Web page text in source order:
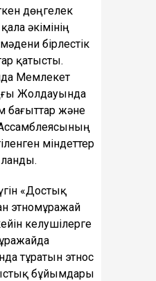
дөңгелек
әкімінің
бірлестік
қатысты.
Мемлекет
Жолдауында
бағыттар және
міндеттер
«Достық
этномұражай
келушілерге
тұратын этнос
бұйымдары